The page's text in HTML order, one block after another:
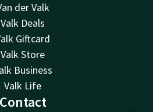
der Valk
Valk Deals
Giftcard
Valk Store
Business
Valk Life
Contact